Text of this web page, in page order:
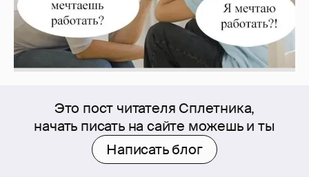
Это пост читателя Сплетника,
начать писать на сайте можешь и ты
Написать блог